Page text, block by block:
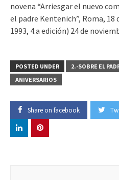
novena “Arriesgar el nuevo
el padre Kentenich”, Roma, 18
1993, 4.a edición) 24 de
POSTED UNDER
2.-SOBRE EL
ANIVERSARIOS
Share on facebook